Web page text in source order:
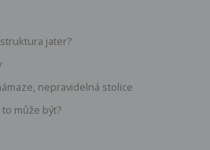
jater?
nepravidelná stolice
může být?